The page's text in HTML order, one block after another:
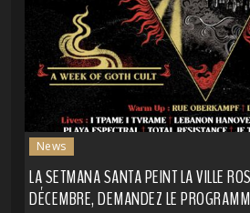
News
LA SETMANA SANTA PEINT LA VILLE
DÉCEMBRE, DEMANDEZ LE